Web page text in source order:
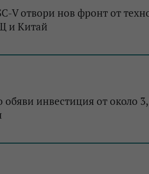
V отвори нов фронт от
и Китай
инвестиция от около